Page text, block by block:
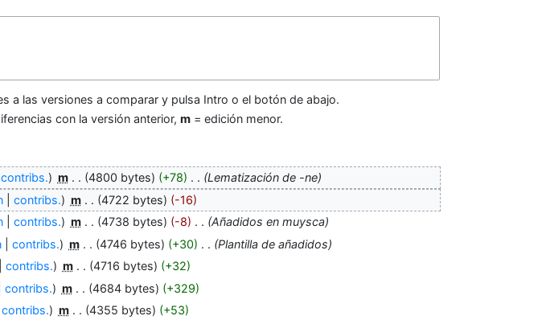
a las versiones a comparar y pulsa Intro o el botón de abajo.
con la versión anterior, m = edición menor.
contribs. m 4800 bytes +78
Lematización de -ne
contribs. m 4722 bytes
-16
contribs. m 4738 bytes -8
Añadidos en muysca
contribs. m 4746 bytes +30
Plantilla de añadidos
contribs. m 4716 bytes
+32
contribs. m 4684 bytes
+329
contribs. m 4355 bytes
+53